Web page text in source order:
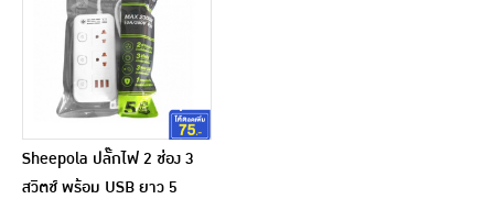
Sheepola ปลั๊กไฟ 2 ช่อง 3
สวิตช์ พร้อม USB ยาว 5